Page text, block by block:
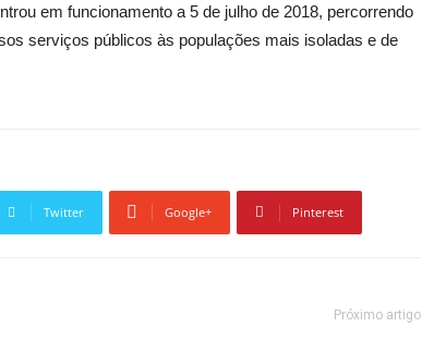
em funcionamento a 5 de julho de 2018, percorrendo
serviços públicos às populações mais isoladas e de
Twitter Google+ Pinterest
Próximo artigo